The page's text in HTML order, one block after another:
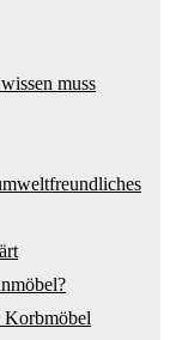
muss
Korbmöbel